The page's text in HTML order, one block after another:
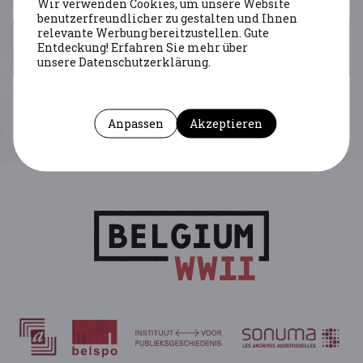
Vermeersch Romain
Wir verwenden Cookies, um unsere Website
benutzerfreundlicher zu gestalten und Ihnen
relevante Werbung bereitzustellen. Gute
Entdeckung! Erfahren Sie mehr über
unsere Datenschutzerklärung.
Anpassen Akzeptieren